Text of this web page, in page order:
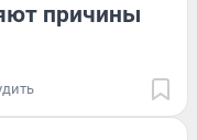
причины